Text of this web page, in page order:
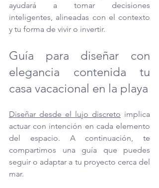
ayudará a tomar decisiones
inteligentes, alineadas con el contexto
y tu forma de vivir o invertir.
Guía para diseñar con
elegancia contenida tu
casa vacacional en la playa
Diseñar desde el lujo discreto implica
actuar con intención en cada elemento
del espacio. A continuación, te
compartimos una guía que puedes
seguir o adaptar a tu proyecto cerca del
mar.